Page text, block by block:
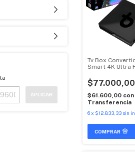
APLICAR
Tv Box
Smart 4K Ultra
$77.000,00
$61.600,00 con
Transferencia
6x $12.833,33 sin